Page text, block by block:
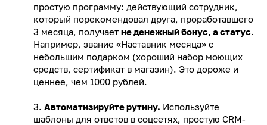
простую программу: действующий сотрудник,
который порекомендовал друга, проработавшего
3 месяца, получает не денежный бонус, а статус.
Например, звание «Наставник месяца» с
небольшим подарком (хороший набор моющих
средств, сертификат в магазин). Это дороже и
ценнее, чем 1000 рублей.
3. Автоматизируйте рутину. Используйте
шаблоны для ответов в соцсетях, простую CRM-